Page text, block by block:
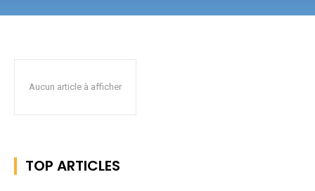
Aucun article à afficher
TOP ARTICLES